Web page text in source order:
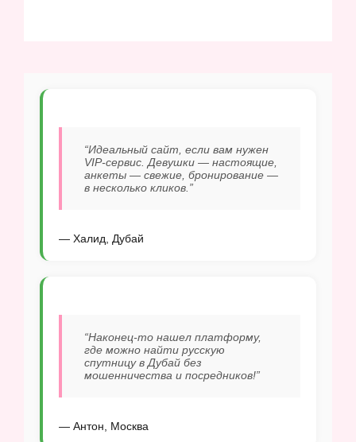
“Идеальный сайт, если вам нужен
VIP-сервис. Девушки — настоящие,
анкеты — свежие, бронирование —
в несколько кликов.”
— Халид, Дубай
“Наконец-то нашел платформу,
где можно найти русскую
спутницу в Дубай без
мошенничества и посредников!”
— Антон, Москва